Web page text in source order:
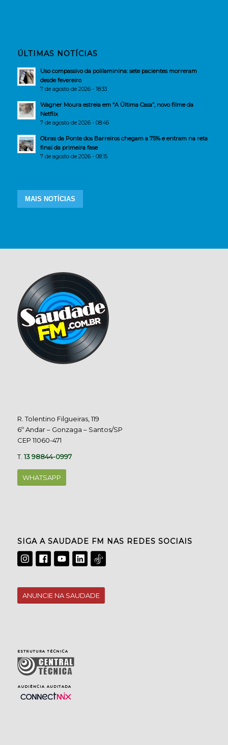
ÚLTIMAS NOTÍCIAS
Uso compassivo da polilaminina: sete pacientes morreram
desde fevereiro
7 de agosto de 2026 - 18:33
Wagner Moura estreia em “A Última Casa”, novo filme da
Netflix
7 de agosto de 2026 - 08:46
Obras da Ponte dos Barreiros chegam a 75% e entram na reta
final da primeira fase
7 de agosto de 2026 - 08:15
MAIS NOTÍCIAS
R. Tolentino Filgueiras, 119
6º Andar – Gonzaga – Santos/SP
CEP 11060-471
T.13 98844-0997
WHATSAPP
SIGA A SAUDADE FM NAS REDES SOCIAIS
ANUNCIE NA SAUDADE